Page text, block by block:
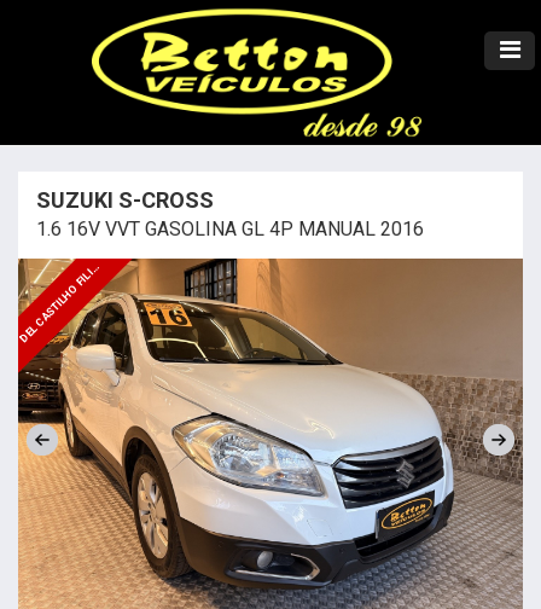
SUZUKI S-CROSS
1.6 16V VVT GASOLINA GL 4P MANUAL 2016
D
E
L
C
A
S
T
I
L
H
O
F
I
L
I
A
L